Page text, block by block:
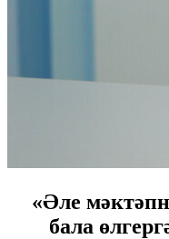
«Әле
бала